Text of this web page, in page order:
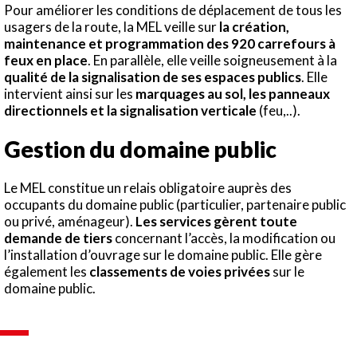
Pour améliorer les conditions de déplacement de tous les
usagers de la route, la MEL veille surla création,
maintenance et programmation des 920 carrefours à
feux en place. En parallèle, elle veille soigneusement à la
qualité de la signalisation de ses espaces publics. Elle
intervient ainsi sur les marquages au sol, les panneaux
directionnels et la signalisation verticale (feu,..).
Gestion du domaine public
Le MEL constitue un relais obligatoire auprès des
occupants du domaine public (particulier, partenaire public
ou privé, aménageur). Les services gèrent toute
demande de tiersconcernant l’accès, la modification ou
l’installation d’ouvrage sur le domaine public. Elle gère
également les classements de voies privéessur le
domaine public.